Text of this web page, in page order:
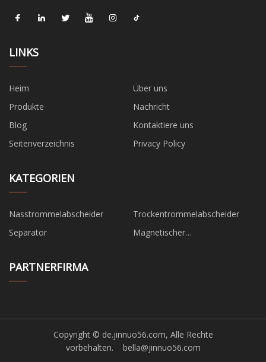
LINKS
Heim
Über uns
Produkte
Nachricht
Blog
Kontaktiere uns
Seitenverzeichnis
Privacy Policy
KATEGORIEN
Nasstrommelabscheider
Trockentrommelabscheider
Separator
Magnetischer
PARTNERFIRMA
Copyright © de.jinnuo56.com, Alle Rechte
vorbehalten. bella@jinnuo56.com